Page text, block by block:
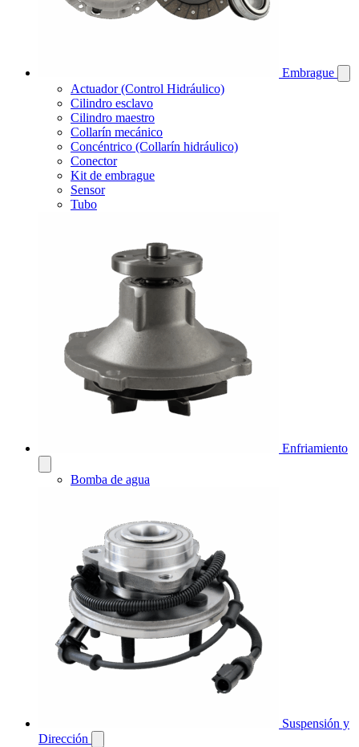
Embrague
Actuador (Control Hidráulico)
Cilindro esclavo
Cilindro maestro
Collarín mecánico
Concéntrico (Collarín hidráulico)
Conector
Kit de embrague
Sensor
Tubo
Enfriamiento
Bomba de agua
Suspensión y
Dirección